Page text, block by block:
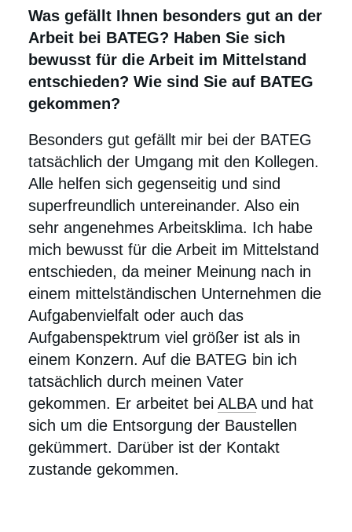
Was gefällt Ihnen besonders gut an der
Arbeit bei BATEG? Haben Sie sich
bewusst für die Arbeit im Mittelstand
entschieden? Wie sind Sie auf BATEG
gekommen?
Besonders gut gefällt mir bei der BATEG
tatsächlich der Umgang mit den Kollegen.
Alle helfen sich gegenseitig und sind
superfreundlich untereinander. Also ein
sehr angenehmes Arbeitsklima. Ich habe
mich bewusst für die Arbeit im Mittelstand
entschieden, da meiner Meinung nach in
einem mittelständischen Unternehmen die
Aufgabenvielfalt oder auch das
Aufgabenspektrum viel größer ist als in
einem Konzern. Auf die BATEG bin ich
tatsächlich durch meinen Vater
gekommen. Er arbeitet bei ALBAund hat
sich um die Entsorgung der Baustellen
gekümmert. Darüber ist der Kontakt
zustande gekommen.